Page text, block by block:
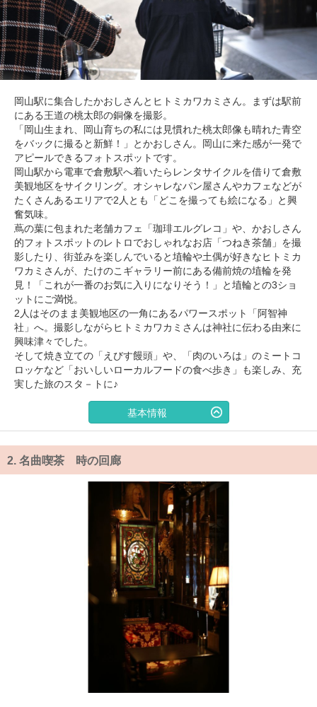
岡山駅に集合したかおしさんとヒトミカワカミさん。まずは駅前
にある王道の桃太郎の銅像を撮影。
「岡山生まれ、岡山育ちの私には見慣れた桃太郎像も晴れた青空
をバックに撮ると新鮮！」とかおしさん。岡山に来た感が一発で
アピールできるフォトスポットです。
岡山駅から電車で倉敷駅へ着いたらレンタサイクルを借りて倉敷
美観地区をサイクリング。オシャレなパン屋さんやカフェなどが
たくさんあるエリアで2人とも「どこを撮っても絵になる」と興
奮気味。
蔦の葉に包まれた老舗カフェ「珈琲エルグレコ」や、かおしさん
的フォトスポットのレトロでおしゃれなお店「つねき茶舗」を撮
影したり、街並みを楽しんでいると埴輪や土偶が好きなヒトミカ
ワカミさんが、たけのこギャラリー前にある備前焼の埴輪を発
見！「これが一番のお気に入りになりそう！」と埴輪との3ショ
ットにご満悦。
2人はそのまま美観地区の一角にあるパワースポット「阿智神
社」へ。撮影しながらヒトミカワカミさんは神社に伝わる由来に
興味津々でした。
そして焼き立ての「えびす饅頭」や、「肉のいろは」のミートコ
ロッケなど「おいしいローカルフードの食べ歩き」も楽しみ、充
実した旅のスタ－トに♪
基本情報
2. 名曲喫茶 時の回廊